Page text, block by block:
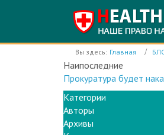
Вы здесь: Главная
Наипоследние
Прокуратура будет
Категории
Авторы
Архивы